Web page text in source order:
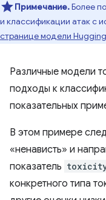
Примечание.Более
и классификации атак с
странице модели
Различные модели
подходы к
показательных
В этом примере
«ненависть» и
показатель
конкретного типа